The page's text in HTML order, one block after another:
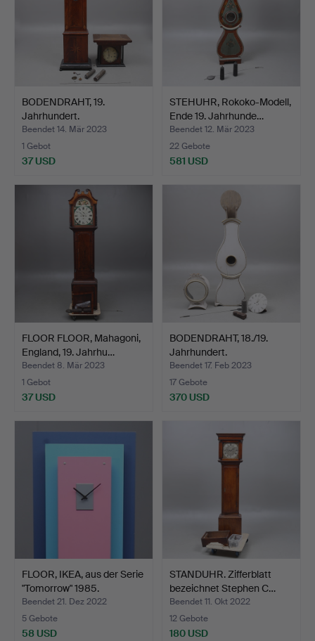
BODENDRAHT, 19.
Jahrhundert.
Beendet 14. Mär 2023
1 Gebot
37 USD
STEHUHR, Rokoko-Modell,
Ende 19. Jahrhunde…
Beendet 12. Mär 2023
22 Gebote
581 USD
FLOOR FLOOR, Mahagoni,
England, 19. Jahrhu…
Beendet 8. Mär 2023
1 Gebot
37 USD
BODENDRAHT, 18./19.
Jahrhundert.
Beendet 17. Feb 2023
17 Gebote
370 USD
FLOOR, IKEA, aus der Serie
"Tomorrow" 1985.
Beendet 21. Dez 2022
5 Gebote
58 USD
STANDUHR. Zifferblatt
bezeichnet Stephen C…
Beendet 11. Okt 2022
12 Gebote
180 USD